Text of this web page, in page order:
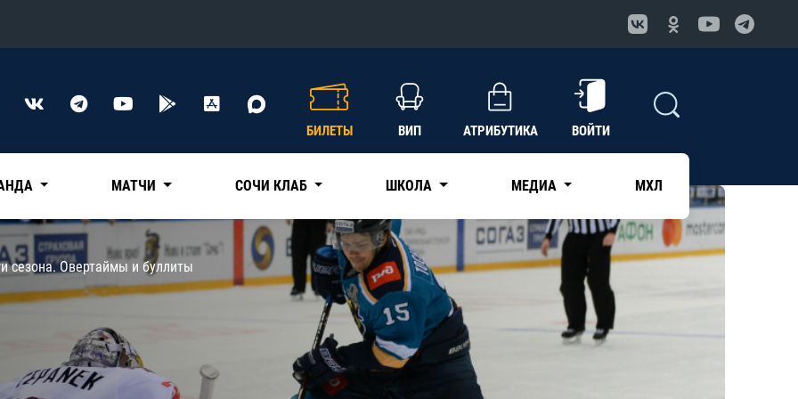
Конференция «Восток»
Нефтехимик
Трактор
Авангард
Адмирал
КХЛ
БИЛЕТЫ ВИП АТРИБУТИКА ВОЙТИ
МАТЧИ СОЧИ КЛАБ ШКОЛА МЕДИА МХЛ
сезона. Овертаймы и буллиты